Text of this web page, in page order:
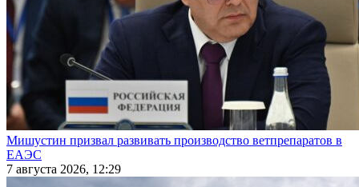
Мишустин призвал развивать производство ветпрепаратов в
ЕАЭС
7 августа 2026, 12:29